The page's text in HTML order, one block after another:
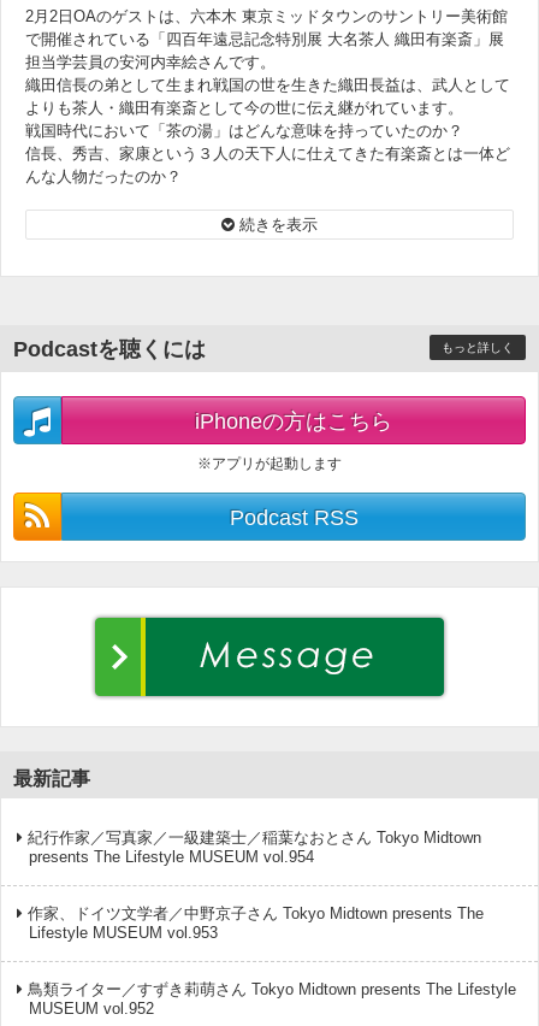
2月2日OAのゲストは、六本木 東京ミッドタウンのサントリー美術館
で開催されている「四百年遠忌記念特別展 大名茶人 織田有楽斎」展
担当学芸員の安河内幸絵さんです。
織田信長の弟として生まれ戦国の世を生きた織田長益は、武人として
よりも茶人・織田有楽斎として今の世に伝え継がれています。
戦国時代において「茶の湯」はどんな意味を持っていたのか？
信長、秀吉、家康という３人の天下人に仕えてきた有楽斎とは一体ど
んな人物だったのか？
サントリー美術館「四百年遠忌記念特別展 大名茶人 織田有楽斎」
Sonzeira Feat. Naná Vasconcelos & Finn Peters『The Plum
Blossom』
続きを表示
Podcastを聴くには もっと詳しく
iPhoneの方はこちら
※アプリが起動します
Podcast RSS
最新記事
紀行作家／写真家／一級建築士／稲葉なおとさん Tokyo Midtown
presents The Lifestyle MUSEUM vol.954
作家、ドイツ文学者／中野京子さん Tokyo Midtown presents The
Lifestyle MUSEUM vol.953
鳥類ライター／すずき莉萌さん Tokyo Midtown presents The Lifestyle
MUSEUM vol.952